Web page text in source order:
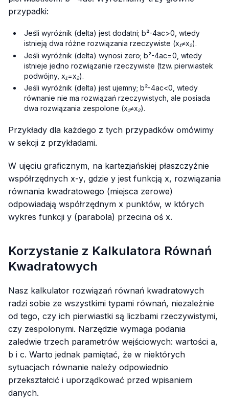
przypadki:
Jeśli wyróżnik (delta) jest dodatni; b²-4ac>0, wtedy
istnieją dwa różne rozwiązania rzeczywiste (x₁≠x₂).
Jeśli wyróżnik (delta) wynosi zero;b²-4ac=0 , wtedy
istnieje jedno rozwiązanie rzeczywiste (tzw. pierwiastek
podwójny,x₁=x₂).
Jeśli wyróżnik (delta) jest ujemny; b²-4ac<0, wtedy
równanie nie ma rozwiązań rzeczywistych, ale posiada
dwa rozwiązania zespolone (x₁≠x₂).
Przykłady dla każdego z tych przypadków omówimy
w sekcji z przykładami.
W ujęciu graficznym, na kartezjańskiej płaszczyźnie
współrzędnych x-y, gdzie y jest funkcją x, rozwiązania
równania kwadratowego (miejsca zerowe)
odpowiadają współrzędnym x punktów, w których
wykres funkcji y (parabola) przecina oś x.
Korzystanie z Kalkulatora Równań
Kwadratowych
Nasz kalkulator rozwiązań równań kwadratowych
radzi sobie ze wszystkimi typami równań, niezależnie
od tego, czy ich pierwiastki są liczbami rzeczywistymi,
czy zespolonymi. Narzędzie wymaga podania
zaledwie trzech parametrów wejściowych: wartości a,
b i c. Warto jednak pamiętać, że w niektórych
sytuacjach równanie należy odpowiednio
przekształcić i uporządkować przed wpisaniem
danych.